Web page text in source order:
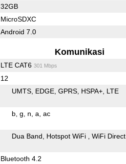
32GB
MicroSDXC
Android 7.0
Komunikasi
LTE CAT6 301 Mbps
12
UMTS EDGE GPRS HSPA+ LTE
b g n a ac
Dua Band Hotspot WiFi WiFi Direct
Bluetooth 4.2